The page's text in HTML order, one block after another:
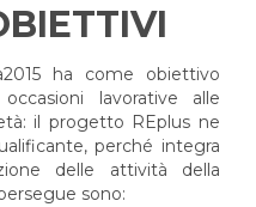
ha come obiettivo
lavorative alle
il progetto REplus ne
perché integra
delle attività della
sono: